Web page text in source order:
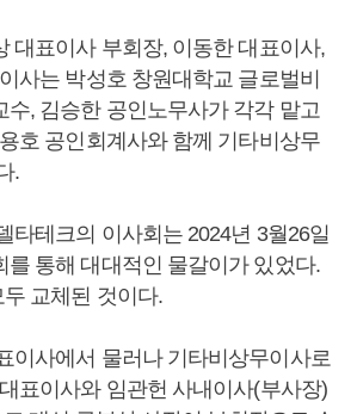
대표이사 부회장, 이동한 대표이사,
사는 박성호 창원대학교 글로벌비
수, 김승한 공인노무사가 각각 맡고
호 공인회계사와 함께 기타비상무
.
타테크의 이사회는 2024년 3월26일
를 통해 대대적인 물갈이가 있었다.
교체된 것이다.
이사에서 물러나 기타비상무이사로
표이사와 임관헌 사내이사(부사장)